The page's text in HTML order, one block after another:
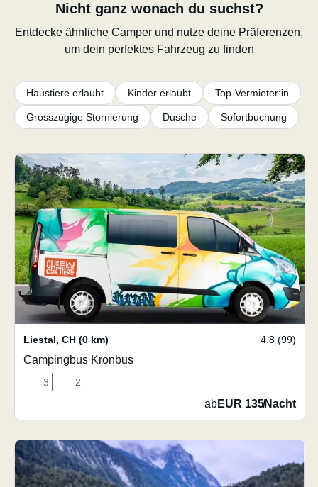
Nicht ganz wonach du suchst?
Entdecke ähnliche Camper und nutze deine Präferenzen,
um dein perfektes Fahrzeug zu finden
Haustiere erlaubt Kinder erlaubt Top-Vermieter:in
Grosszügige Stornierung Dusche Sofortbuchung
Liestal, CH (0 km) 4.8 (99)
Campingbus Kronbus
3 2
abEUR 135/Nacht